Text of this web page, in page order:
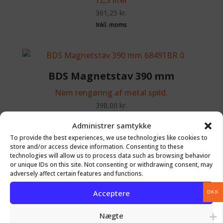
Administrer samtykke
To provide the best experiences, we use technologies like cookies to
store and/or access device information. Consenting to these
technologies will allow us to process data such as browsing behavior
or unique IDs on this site. Not consenting or withdrawing consent, may
adversely affect certain features and functions.
Acceptere
Nægte
361,25 kr.
BDS Magnetstav 390 mm
Nem rengøring af metal spild.
398,00 kr.
Aluminiums Klapbord
50 X 50 Cm
329,00kr.
DKK